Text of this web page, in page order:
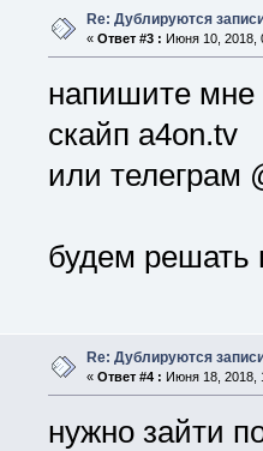
Re: Дублируются
« Ответ #3 : Июня 10, 2018,
напишите мне
скайп a4on.tv
или телеграм
будем решать
Re: Дублируются
« Ответ #4 : Июня 18, 2018,
нужно зайти